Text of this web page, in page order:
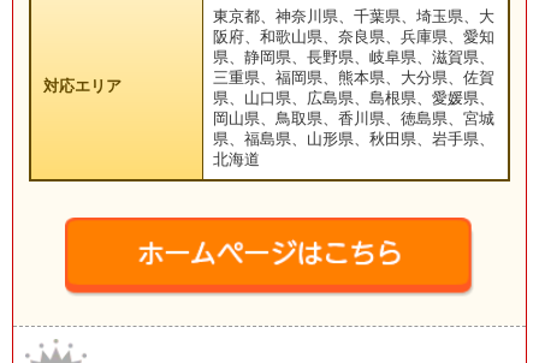
対応エリア
東京都、神奈川県、千葉県、埼玉県、大
阪府、和歌山県、奈良県、兵庫県、愛知
県、静岡県、長野県、岐阜県、滋賀県、
三重県、福岡県、熊本県、大分県、佐賀
県、山口県、広島県、島根県、愛媛県、
岡山県、鳥取県、香川県、徳島県、宮城
県、福島県、山形県、秋田県、岩手県、
北海道